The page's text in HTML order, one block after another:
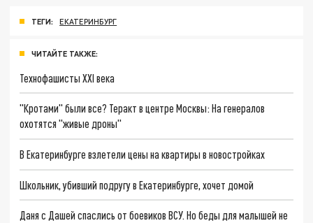
ТЕГИ: ЕКАТЕРИНБУРГ
ЧИТАЙТЕ ТАКЖЕ:
Технофашисты XXI века
"Кротами" были все? Теракт в центре Москвы: На генералов
охотятся "живые дроны"
В Екатеринбурге взлетели цены на квартиры в новостройках
Школьник, убивший подругу в Екатеринбурге, хочет домой
Даня с Дашей спаслись от боевиков ВСУ. Но беды для малышей не